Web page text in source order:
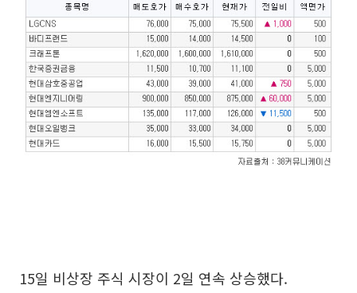
15일 비상장 주식 시장이 2일 연속 상승했다.